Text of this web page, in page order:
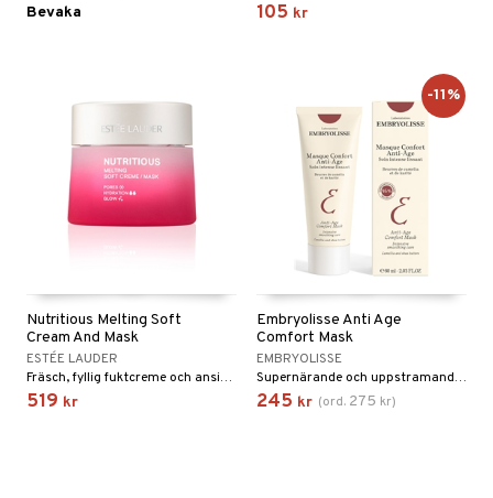
Bevaka 105 kr
Nutritious Melting Soft
Cream And Mask
ESTÉE LAUDER
Fräsch, fyllig fuktcreme och ansiktsmask från Estée Lauder
519 kr
Embryolisse Anti Age
Comfort Mask
EMBRYOLISSE
Supernärande och uppstramande anti-age mask från Embryolisse
245 kr (ord. 275 kr)
-11%